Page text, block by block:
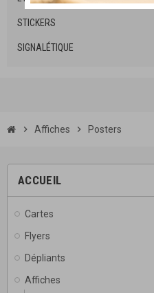
STICKERS
SIGNALÉTIQUE
chevron_right Affiches chevron_right Posters
ACCUEIL
Cartes
Flyers
Dépliants
Affiches